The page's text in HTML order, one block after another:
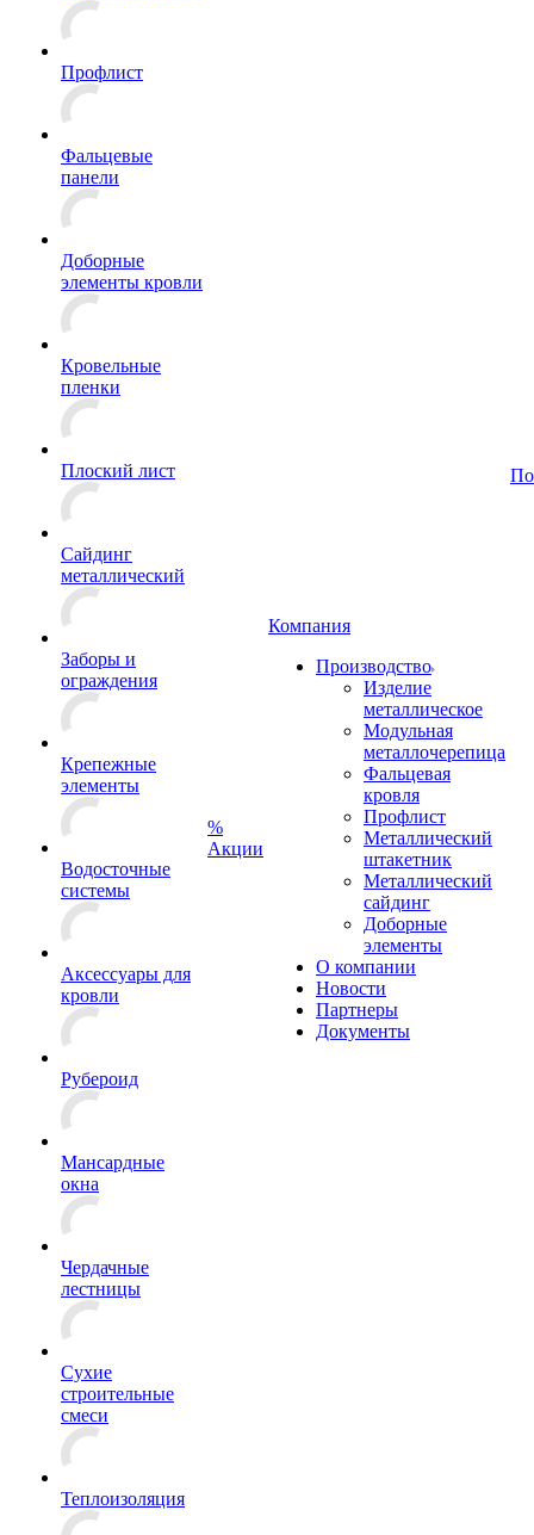
Профлист
Фальцевые
панели
Доборные
элементы кровли
Кровельные
пленки
Плоский лист
Сайдинг
металлический
Заборы и
ограждения
Крепежные
элементы
Водосточные
системы
Аксессуары для
кровли
Рубероид
Мансардные
окна
Чердачные
лестницы
Сухие
строительные
смеси
Теплоизоляция
%
Акции
Компания
Производство
Изделие
металлическое
Модульная
металлочерепица
Фальцевая
кровля
Профлист
Металлический
штакетник
Металлический
сайдинг
Доборные
элементы
О компании
Новости
Партнеры
Документы